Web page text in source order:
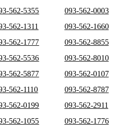
562-5355
093-562-0003
562-1311
093-562-1660
562-1777
093-562-8855
562-5536
093-562-8010
562-5877
093-562-0107
562-1110
093-562-8787
562-0199
093-562-2911
562-1055
093-562-1776